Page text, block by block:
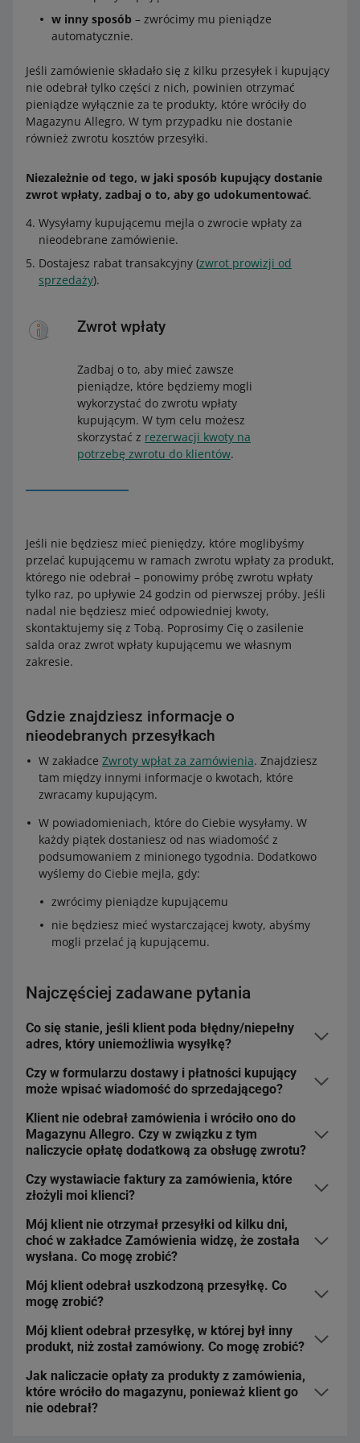
w inny sposób – zwrócimy mu pieniądze
automatycznie.
Jeśli zamówienie składało się z kilku przesyłek i kupujący
nie odebrał tylko części z nich, powinien otrzymać
pieniądze wyłącznie za te produkty, które wróciły do
Magazynu Allegro. W tym przypadku nie dostanie
również zwrotu kosztów przesyłki.
Niezależnie od tego, w jaki sposób kupujący dostanie
zwrot wpłaty, zadbaj o to, aby go udokumentować.
Wysyłamy kupującemu mejla o zwrocie wpłaty za
nieodebrane zamówienie.
Dostajesz rabat transakcyjny (zwrot prowizji od
sprzedaży).
Zwrot wpłaty
Zadbaj o to, aby mieć zawsze
pieniądze, które będziemy mogli
wykorzystać do zwrotu wpłaty
kupującym. W tym celu możesz
skorzystać z rezerwacji kwoty na
potrzebę zwrotu do klientów.
Jeśli nie będziesz mieć pieniędzy, które moglibyśmy
przelać kupującemu w ramach zwrotu wpłaty za produkt,
którego nie odebrał – ponowimy próbę zwrotu wpłaty
tylko raz, po upływie 24 godzin od pierwszej próby. Jeśli
nadal nie będziesz mieć odpowiedniej kwoty,
skontaktujemy się z Tobą. Poprosimy Cię o zasilenie
salda oraz zwrot wpłaty kupującemu we własnym
zakresie.
Gdzie znajdziesz informacje o
nieodebranych przesyłkach
W zakładce Zwroty wpłat za zamówienia. Znajdziesz
tam między innymi informacje o kwotach, które
zwracamy kupującym.
W powiadomieniach, które do Ciebie wysyłamy. W
każdy piątek dostaniesz od nas wiadomość z
podsumowaniem z minionego tygodnia. Dodatkowo
wyślemy do Ciebie mejla, gdy:
zwrócimy pieniądze kupującemu
nie będziesz mieć wystarczającej kwoty, abyśmy
mogli przelać ją kupującemu.
Najczęściej zadawane pytania
Co się stanie, jeśli klient poda błędny/niepełny
adres, który uniemożliwia wysyłkę?
Zanim wyślemy przesyłkę, skontaktujemy się z nim, aby
ustalić poprawny adres.
Czy w formularzu dostawy i płatności kupujący
może wpisać wiadomość do sprzedającego?
Nie. Kupujący nie ma możliwości wpisania wiadomości
do sprzedającego, który korzysta z One Fulfillment by
Allegro.
Klient nie odebrał zamówienia i wróciło ono do
Magazynu Allegro. Czy w związku z tym
naliczycie opłatę dodatkową za obsługę zwrotu?
Nie. Gdy zamówienie wróci do Magazynu Allegro, za jego
obsługę nie pobierzemy opłat dodatkowych.
Czy wystawiacie faktury za zamówienia, które
złożyli moi klienci?
Nie. W One Fulfillment nie odpowiadamy za
przygotowanie dokumentu, który potwierdza sprzedaż.
Wystawienie faktury lub potwierdzenie zakupu jest po
Twojej stronie. Gdy przygotujesz taki dokument, dodaj go
do zamówienia w zakładce
Zamówienia
– wtedy
Mój klient nie otrzymał przesyłki od kilku dni,
choć w zakładce Zamówienia widzę, że została
wysłana. Co mogę zrobić?
Jeśli kupujący skontaktuje się z Tobą w tej sprawie, to
wiadomość zostanie automatycznie przekierowana do
nas. Wtedy skontaktujemy się z przewoźnikiem i ustalimy
przyczynę opóźnień. Jeśli przesyłka zaginęła, to
poprosimy Cię o zwrot wpłaty kupującemu. Jeśli
przesyłka się nie znajdzie, to w ciągu 45 dni od momentu
ustalenia jej zaginięcia – wypłacimy Ci odszkodowanie.
Mój klient odebrał uszkodzoną przesyłkę. Co
mogę zrobić?
Jeśli kupujący skontaktuje się z Tobą w tej sprawie, to
wiadomość zostanie automatycznie przekierowana do
nas.
Jeśli produkty z zamówienia są całkowicie uszkodzone i
klient nie jest w stanie ich odesłać – poprosimy go, aby
Mój klient odebrał przesyłkę, w której był inny
produkt, niż został zamówiony. Co mogę zrobić?
Jeśli kupujący skontaktuje się z Tobą w tej sprawie, to
wiadomość może trafić zarówno do nas, jak i do Ciebie.
Jak naliczacie opłaty za produkty z zamówienia,
które wróciło do magazynu, ponieważ klient go
nie odebrał?